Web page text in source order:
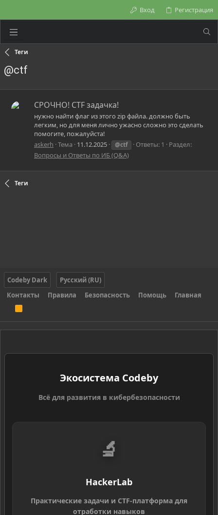
Вход Регистрация
Теги
@ctf
СРОЧНО! CTF задачка!
нужно найти флаг из этого zip файла. должно быть
легким, но для меня лично ужасно сложно это сделать
помогите, пожалуйста!
askerh Тема 11.12.2025 @ctf Ответы: 1
Раздел:
Вопросы и Ответы по ИБ (Q&A)
Теги
Codeby Dark
Русский (RU)
Контакты
Правила Безопасность Помощь Главная
S
Экосистема Codeby
Всё для развития в кибербезопасности
🔬
HackerLab
Практические задачи и CTF-платформа для
отработки навыков